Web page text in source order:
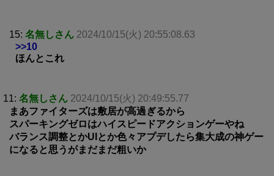
15: 名無しさん 2024/10/15(火) 20:55:08.63
>>10
ほんとこれ
11: 名無しさん 2024/10/15(火) 20:49:55.77
まあファイターズは敷居が高過ぎるから
スパーキングゼロはハイスピードアクションゲーやね
バランス調整とかUIとか色々アプデしたら集大成の神ゲー
になると思うがまだまだ粗いか